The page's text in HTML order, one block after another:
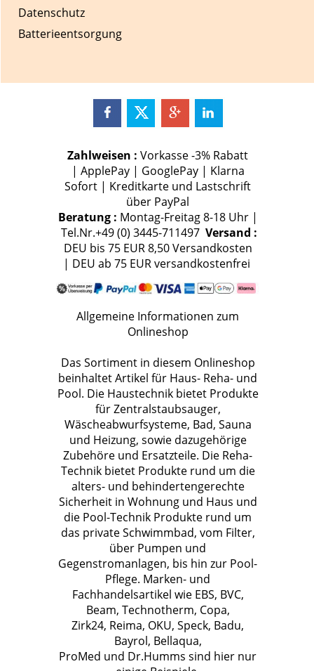
Datenschutz
Batterieentsorgung
Zahlweisen : Vorkasse -3% Rabatt
| ApplePay | GooglePay | Klarna
Sofort | Kreditkarte und Lastschrift
über PayPal
Beratung : Montag-Freitag 8-18 Uhr |
Tel.Nr.+49 (0) 3445-711497 Versand :
DEU bis 75 EUR 8,50 Versandkosten
| DEU ab 75 EUR versandkostenfrei
Allgemeine Informationen zum
Onlineshop
Das Sortiment in diesem Onlineshop
beinhaltet Artikel für Haus- Reha- und
Pool. Die Haustechnik bietet Produkte
für Zentralstaubsauger,
Wäscheabwurfsysteme, Bad, Sauna
und Heizung, sowie dazugehörige
Zubehöre und Ersatzteile. Die Reha-
Technik bietet Produkte rund um die
alters- und behindertengerechte
Sicherheit in Wohnung und Haus und
die Pool-Technik Produkte rund um
das private Schwimmbad, vom Filter,
über Pumpen und
Gegenstromanlagen, bis hin zur Pool-
Pflege. Marken- und
Fachhandelsartikel wie EBS, BVC,
Beam, Technotherm, Copa,
Zirk24, Reima, OKU, Speck, Badu,
Bayrol, Bellaqua,
ProMed und Dr.Humms sind hier nur